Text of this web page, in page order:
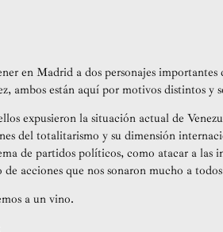
en Madrid a dos personajes
ambos están aquí por motivos distintos y
expusieron la situación actual de
del totalitarismo y su dimensión
de partidos políticos, como atacar a
acciones que nos sonaron mucho a
a un vino.